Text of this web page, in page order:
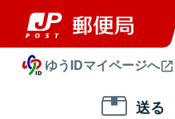
ゆうIDマイページへ
送る